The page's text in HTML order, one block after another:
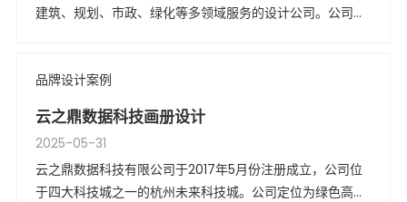
建筑、规划、市政、绿化等多领域服务的设计公司。公司业
品牌设计案例
云之鼎数据科技画册设计
2025-05-31
云之鼎数据科技有限公司于2017年5月份注册成立，公司位
于四大科技城之一的杭州未来科技城。公司定位为绿色高效